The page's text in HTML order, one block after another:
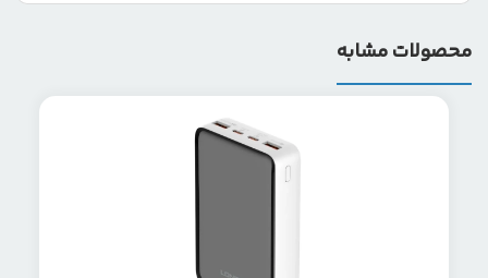
محصولات مشابه